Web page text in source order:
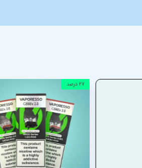
۲۷ درصد